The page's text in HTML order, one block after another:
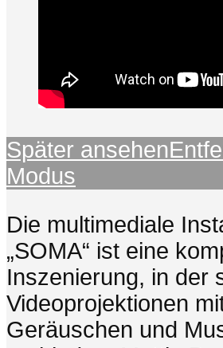
Später ansehen
Modus
Die multimediale
„SOMA“ ist eine
Inszenierung, in der
Videoprojektionen
Geräuschen und